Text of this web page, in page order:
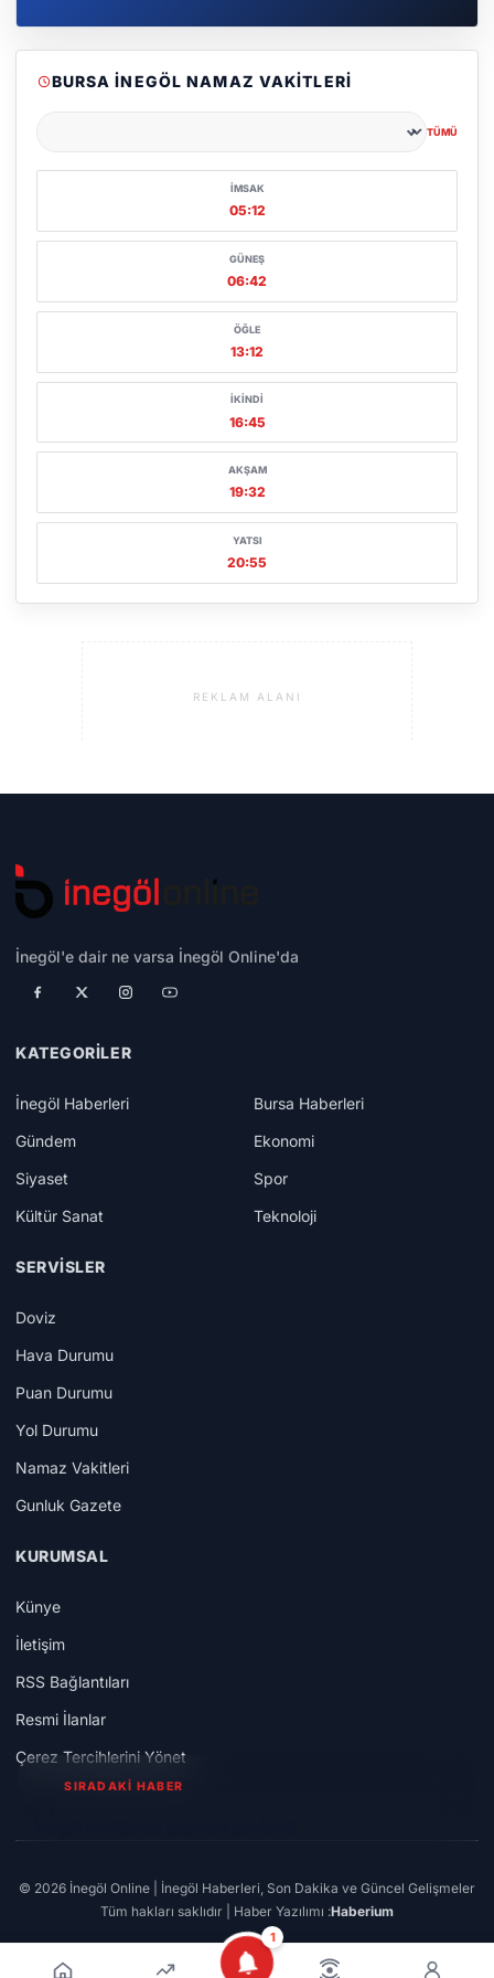
1
BURSA İNEGÖL NAMAZ VAKITLERI
TÜMÜ
İMSAK
05:12
GÜNEŞ
06:42
ÖĞLE
13:12
İKINDI
16:45
AKŞAM
19:32
YATSI
20:55
REKLAM ALANI
İnegöl'e dair ne varsa İnegöl Online'da
KATEGORILER
İnegöl Haberleri
Bursa Haberleri
Gündem
Ekonomi
Siyaset
Spor
Kültür Sanat
Teknoloji
SERVISLER
Doviz
Hava Durumu
Puan Durumu
Yol Durumu
Namaz Vakitleri
Gunluk Gazete
KURUMSAL
Künye
İletişim
RSS Bağlantıları
Resmi İlanlar
Çerez Tercihlerini Yönet
© 2026 İnegöl Online | İnegöl Haberleri, Son Dakika ve Güncel Gelişmeler
Tüm hakları saklıdır | Haber Yazılımı :Haberium
SIRADAKİ HABER